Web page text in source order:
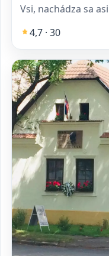
Vsi, nachádza sa
4,7 · 30